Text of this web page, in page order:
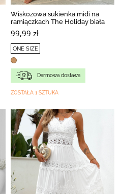
Wiskozowa sukienka midi na
ramiączkach The Holiday biała
99,99 zł
ONE SIZE
Darmowa dostawa
ZOSTAŁA 1 SZTUKA